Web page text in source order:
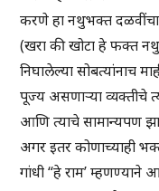
करणे हा नथुभक्त दळवींचा
(खरा की खोटा हे फक्त
निघालेल्या सोबत्यांनाच
पूज्य असणाऱ्या व्यक्तीचे
आणि त्याचे सामान्यपण
अगर इतर कोणाच्याही
गांधी “हे राम’